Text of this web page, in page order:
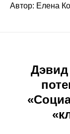
Автор: Елена
Дэвид